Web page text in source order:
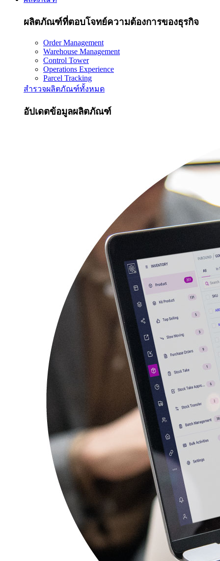
ผลิตภัณฑ์ที่ตอบโจทย์ความต้องการของธุรกิจ
Order Management
Warehouse Management
Control Tower
Operations Experience
Parcel Tracking
สำรวจผลิตภัณฑ์ทั้งหมด
อัปเดตข้อมูลผลิตภัณฑ์